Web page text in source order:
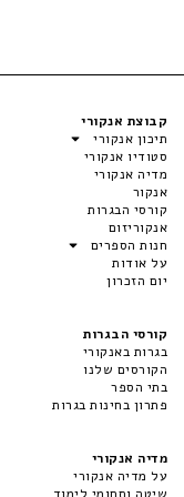
קבוצת אנקורי
תיכון אנקורי
סטודיו אנקורי
מדיה אנקורי
אנקור
קורסי הבגרות
אנקוריזום
חנות הספרים
על אודות
יום הזכרון
קורסי הבגרות
בגרות באנקורי
הקורסים שלנו
בתי הספר
פתרון בחינות בגרות
מדיה אנקורי
על מדיה אנקורי